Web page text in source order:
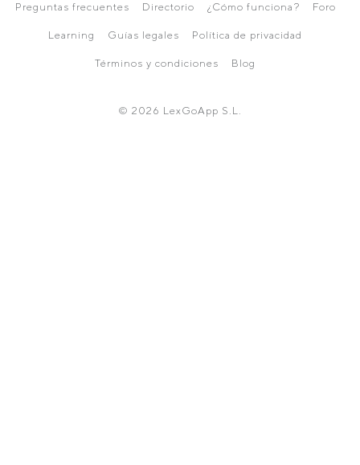
Preguntas frecuentes Directorio ¿Cómo funciona? Foro
Learning Guías legales Política de privacidad
Términos y condiciones Blog
© 2026 LexGoApp S.L.